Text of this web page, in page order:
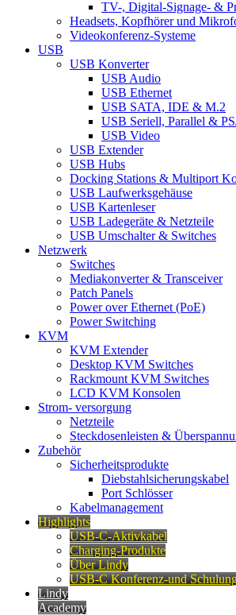
TV-, Digital-Signage- &
Headsets, Kopfhörer und
Videokonferenz-Systeme
USB
USB Konverter
USB Audio
USB Ethernet
USB SATA, IDE & M.2
USB Seriell, Parallel &
USB Video
USB Extender
USB Hubs
Docking Stations & Multiport
USB Laufwerksgehäuse
USB Kartenleser
USB Ladegeräte & Netzteile
USB Umschalter & Switches
Netzwerk
Switches
Mediakonverter & Transceiver
Patch Panels
Power over Ethernet (PoE)
Power Switching
KVM
KVM Extender
Desktop KVM Switches
Rackmount KVM Switches
LCD KVM Konsolen
Strom- versorgung
Netzteile
Steckdosenleisten &
Zubehör
Sicherheitsprodukte
Diebstahlsicherungskabel
Port Schlösser
Kabelmanagement
Highlights
USB-C-Aktivkabel
Charging-Produkte
Über Lindy
USB-C Konferenz-und
Lindy
Academy